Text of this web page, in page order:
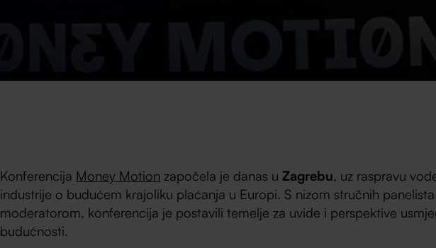
Konferencija Money Motion započela je danas uZagrebu, uz raspravu
industrije o budućem krajoliku plaćanja u Europi. S nizom stručnih
moderatorom, konferencija je postavili temelje za uvide i perspektive
budućnosti.